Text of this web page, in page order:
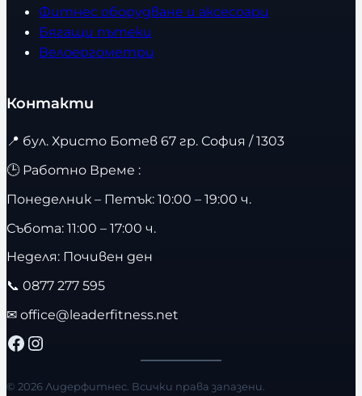
Фитнес оборудване и аксесоари
Бягащи пътеки
Велоергометри
Контакти
📍 бул. Христо Ботев 67 гр. София / 1303
🕒 Работно Време :
Понеделник – Петък: 10:00 – 19:00 ч.
Събота: 11:00 – 17:00 ч.
Неделя: Почивен ден
📞 0877 277 595
✉ office@leaderfitness.net
Facebook Instagram
© 2026 Лидерфитнес. Всички права запазени.